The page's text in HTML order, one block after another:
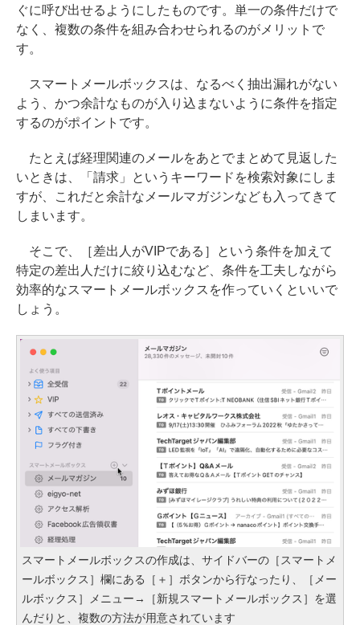
ぐに呼び出せるようにしたものです。単一の条件だけで
なく、複数の条件を組み合わせられるのがメリットで
す。
スマートメールボックスは、なるべく抽出漏れがない
よう、かつ余計なものが入り込まないように条件を指定
するのがポイントです。
たとえば経理関連のメールをあとでまとめて見返した
いときは、「請求」というキーワードを検索対象にしま
すが、これだと余計なメールマガジンなども入ってきて
しまいます。
そこで、［差出人がVIPである］という条件を加えて
特定の差出人だけに絞り込むなど、条件を工夫しながら
効率的なスマートメールボックスを作っていくといいで
しょう。
スマートメールボックスの作成は、サイドバーの［スマートメ
ールボックス］欄にある［＋］ボタンから行なったり、［メー
ルボックス］メニュー→［新規スマートメールボックス］を選
んだりと、複数の方法が用意されています